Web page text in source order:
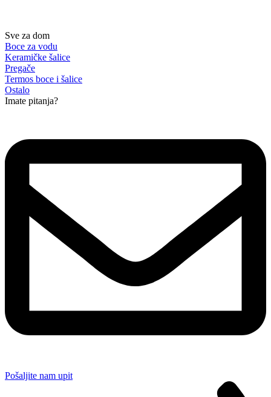
Sve za dom
Boce za vodu
Keramičke šalice
Pregače
Termos boce i šalice
Ostalo
Imate pitanja?
Pošaljite nam upit